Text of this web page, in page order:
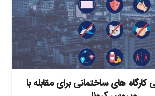
های ساختمانی برای مقابله با